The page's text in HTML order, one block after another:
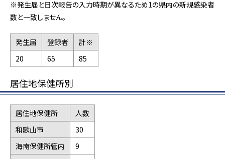
※発生届と日次報告の入力時期が異なるため1の県内の新規感染者
数と一致しません。
発生届 登録者
計※
20
65 85
居住地保健所別
居住地保健所
人数
和歌山市
30
海南保健所管内
9